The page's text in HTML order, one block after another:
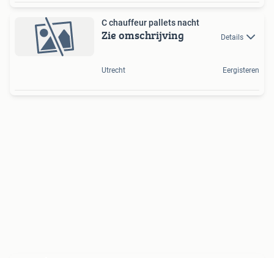
C chauffeur pallets nacht
Zie omschrijving Details
Utrecht Eergisteren